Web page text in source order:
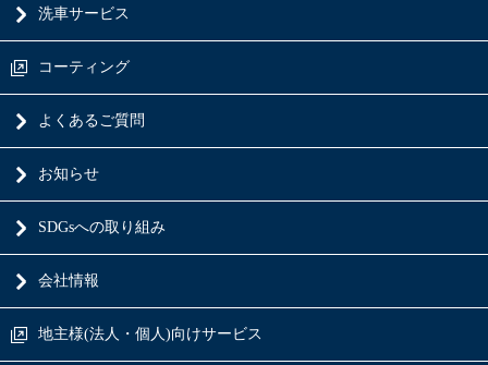
洗車サービス
コーティング
よくあるご質問
お知らせ
SDGsへの取り組み
会社情報
地主様(法人・個人)向けサービス